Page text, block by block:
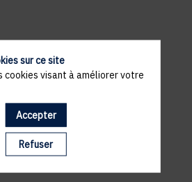
: rafraichissez votre navigateur
sur ce site
cookies visant à améliorer votre
Accepter
Refuser